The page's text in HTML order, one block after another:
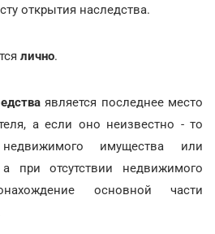
открытия наследства.
лично.
является последнее место
а если оно неизвестно - то
имущества или
при отсутствии недвижимого
основной части